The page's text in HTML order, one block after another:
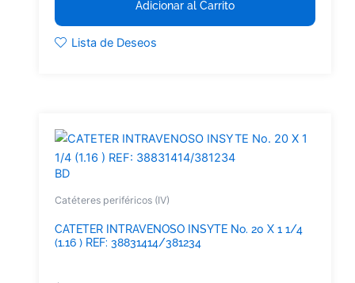
Adicionar al Carrito
Lista de Deseos
BD
Catéteres periféricos (IV)
CATETER INTRAVENOSO INSYTE No. 20 X 1 1/4
(1.16 ) REF: 38831414/381234